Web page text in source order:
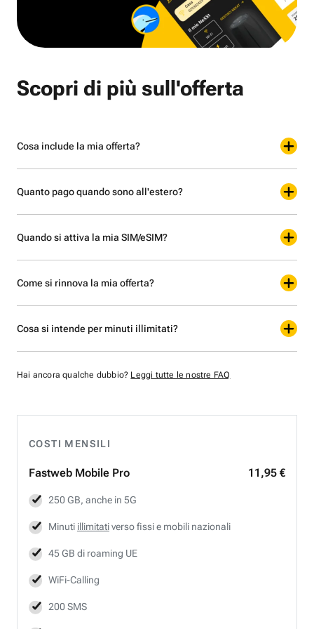
COSTI MENSILI
Fastweb Mobile Pro 11,95 €
250 GB, anche in 5G
Minuti illimitativerso fissi e mobili nazionali
45 GB di roaming UE
WiFi-Calling
200 SMS
Scopri di più sull'offerta
Cosa include la mia offerta?
Quanto pago quando sono all'estero?
Quando si attiva la mia SIM/eSIM?
Come si rinnova la mia offerta?
Cosa si intende per minuti illimitati?
Hai ancora qualche dubbio? Leggi tutte le nostre FAQ